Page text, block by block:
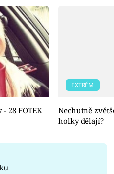
28 FOTEK
EXTRÉM
Nechutně
holky dělají?